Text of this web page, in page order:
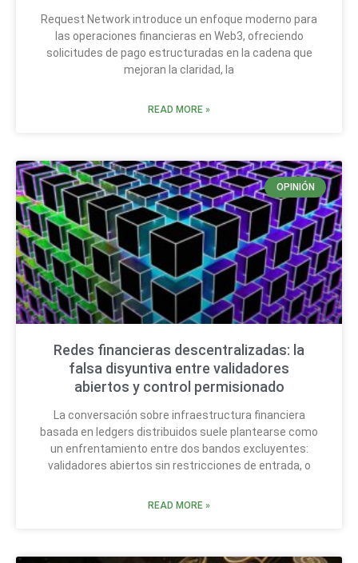
Request Network introduce un enfoque moderno para
las operaciones financieras en Web3, ofreciendo
solicitudes de pago estructuradas en la cadena que
mejoran la claridad, la
READ MORE »
OPINIÓN
Redes financieras descentralizadas: la
falsa disyuntiva entre validadores
abiertos y control permisionado
La conversación sobre infraestructura financiera
basada en ledgers distribuidos suele plantearse como
un enfrentamiento entre dos bandos excluyentes:
validadores abiertos sin restricciones de entrada, o
READ MORE »